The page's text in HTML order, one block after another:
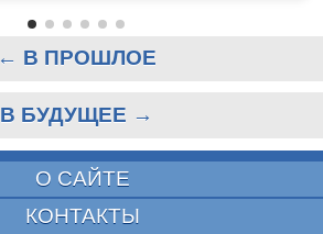
← В ПРОШЛОЕ
В БУДУЩЕЕ →
О САЙТЕ
КОНТАКТЫ